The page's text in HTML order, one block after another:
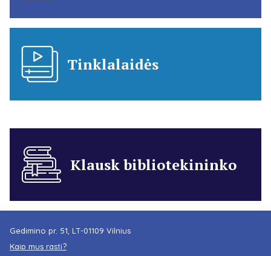
Tinklalaidės
Klausk bibliotekininko
Gedimino pr. 51, LT-01109 Vilnius
Kaip mus rasti?